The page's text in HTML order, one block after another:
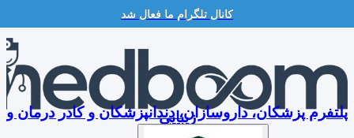
کانال تلگرام ما فعال شد
Skip
content
پلتفرم پزشکان، داروسازان، دندانپزشکان و کادر درمان و
زیبایی